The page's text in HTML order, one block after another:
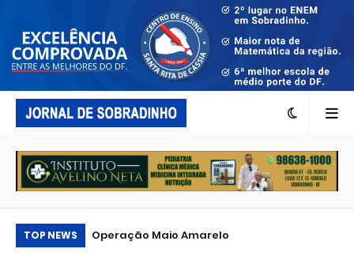
TOP NEWS
Turismo rural no DF: 5 lugares incríveis